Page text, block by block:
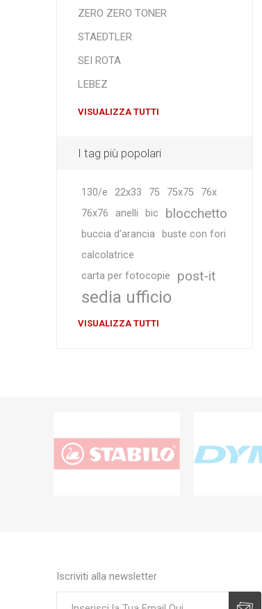
ZERO ZERO TONER
STAEDTLER
SEI ROTA
LEBEZ
VISUALIZZA TUTTI
I tag più popolari
130/e 22x33 75 75x75
76x
76x76
anelli bic blocchetto
buccia d'arancia
buste con fori
calcolatrice
carta per fotocopie
post-it
sedia ufficio
VISUALIZZA TUTTI
Iscriviti alla newsletter